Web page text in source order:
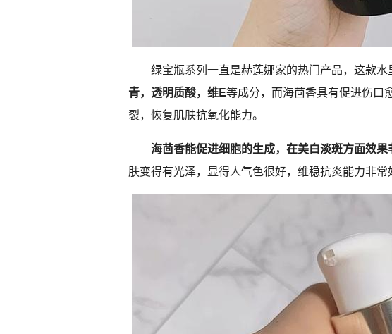
绿宝瓶系列一直是赫莲娜家的热门产品，这款水
青，透明质酸，维E等成分，而海茴香具有促进伤口
裂，恢复肌肤抗氧化能力。
海茴香能促进细胞的生成，在美白淡斑方面效果
肤变得有光泽，显得人气色很好，维稳抗炎能力非常